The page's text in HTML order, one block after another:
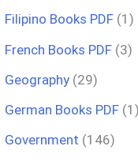
Filipino Books PDF (1)
French Books PDF (3)
Geography (29)
German Books PDF (1)
Government (146)